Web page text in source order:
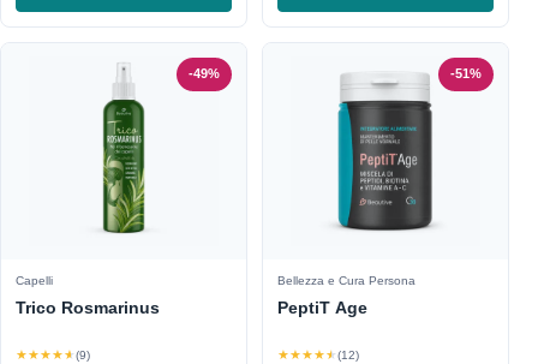
-49%
Capelli
Trico Rosmarinus
★★★★★(9)
-51%
Bellezza e Cura Persona
PeptiT Age
★★★★★(12)